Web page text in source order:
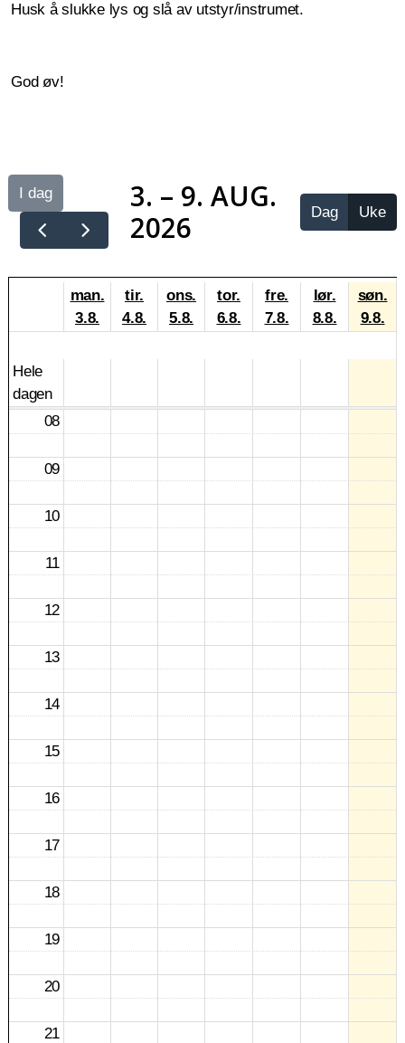
Husk å slukke lys og slå av utstyr/instrumet.
God øv!
I dag
3. – 9. AUG.
2026
Dag Uke
man.
3.8.
tir.
4.8.
ons.
5.8.
tor.
6.8.
fre.
7.8.
lør.
8.8.
søn.
9.8.
Hele
dagen
08
09
10
11
12
13
14
15
16
17
18
19
20
21